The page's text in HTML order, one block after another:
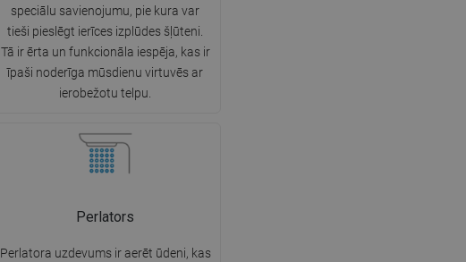
speciālu savienojumu, pie kura var
tieši pieslēgt ierīces izplūdes šļūteni.
Tā ir ērta un funkcionāla iespēja, kas ir
īpaši noderīga mūsdienu virtuvēs ar
ierobežotu telpu.
Perlators
Perlatora uzdevums ir aerēt ūdeni, kas
SWEDISH
FINNISH